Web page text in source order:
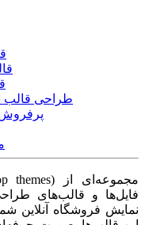
طراحی قالب
فایل‌ها و قالب‌های
نمایش فروشگاه آنلاین